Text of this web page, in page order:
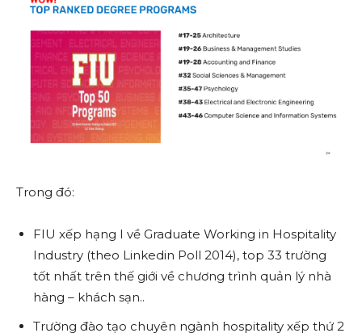
Trong đó:
FIU xếp hạng I về Graduate Working in Hospitality
Industry (theo Linkedin Poll 2014), top 33 trường
tốt nhất trên thế giới về chương trình quản lý nhà
hàng – khách sạn..
Trường đào tạo chuyên ngành hospitality xếp thứ 2